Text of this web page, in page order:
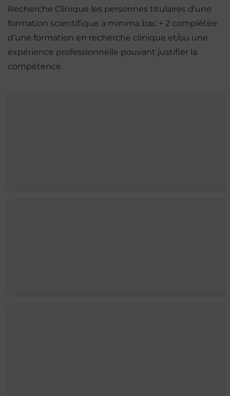
Recherche Clinique les personnes titulaires d’une
formation scientifique a minima bac + 2 complétée
d’une formation en recherche clinique et/ou une
expérience professionnelle pouvant justifier la
compétence.